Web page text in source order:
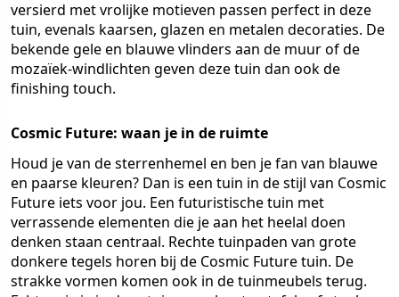
versierd met vrolijke motieven passen perfect in deze
tuin, evenals kaarsen, glazen en metalen decoraties. De
bekende gele en blauwe vlinders aan de muur of de
mozaïek-windlichten geven deze tuin dan ook de
finishing touch.
Cosmic Future: waan je in de ruimte
Houd je van de sterrenhemel en ben je fan van blauwe
en paarse kleuren? Dan is een tuin in de stijl van Cosmic
Future iets voor jou. Een futuristische tuin met
verrassende elementen die je aan het heelal doen
denken staan centraal. Rechte tuinpaden van grote
donkere tegels horen bij de Cosmic Future tuin. De
strakke vormen komen ook in de tuinmeubels terug.